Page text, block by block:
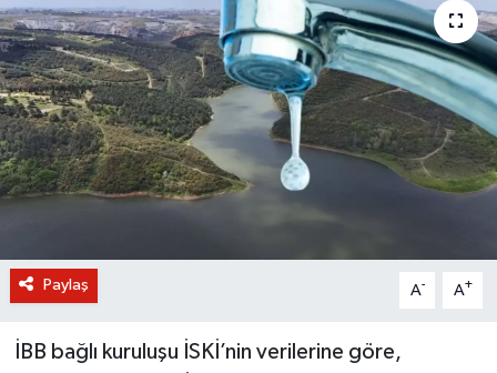
Paylaş A- A+
İBB bağlı kuruluşu İSKİ’nin verilerine göre,
OTOMOBİL
KURUMSAL